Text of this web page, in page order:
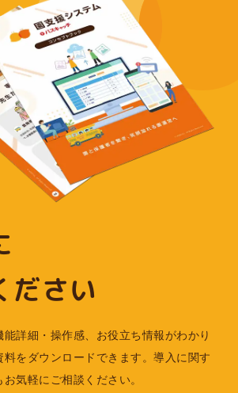
ださい
能詳細・操作感、お役立ち情報がわかり
をダウンロードできます。導入に関す
気軽にご相談ください。